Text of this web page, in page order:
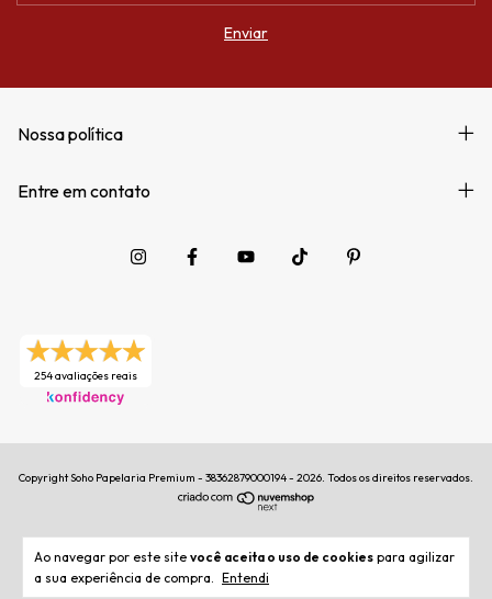
Ao navegar por este site você aceita o uso de cookies para agilizar
a sua experiência de compra. Entendi
Nossa política
Entre em contato
254 avaliações reais
Copyright Soho Papelaria Premium - 38362879000194 - 2026. Todos os direitos reservados.